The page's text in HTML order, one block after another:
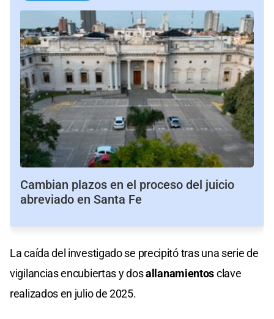
Cambian plazos en el proceso del juicio
abreviado en Santa Fe
La caída del investigado se precipitó tras una serie de
vigilancias encubiertas y dosallanamientosclave
realizados en julio de 2025.